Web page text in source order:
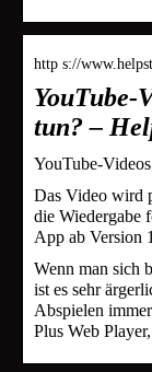
http s://
YouTube-
tun? –
YouTube-
Das Video wird
die Wiedergabe
App ab Version
Wenn man sich
ist es sehr
Abspielen
Plus Web